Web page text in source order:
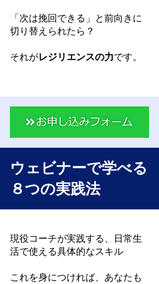
「次は挽回できる」と前向きに
切り替えられたら？
それがレジリエンスの力です。
​ウェビナーで学べる
８つの実践法
現役コーチが実践する、日常生
活で使える具体的なスキル
これを身につければ、あなたも